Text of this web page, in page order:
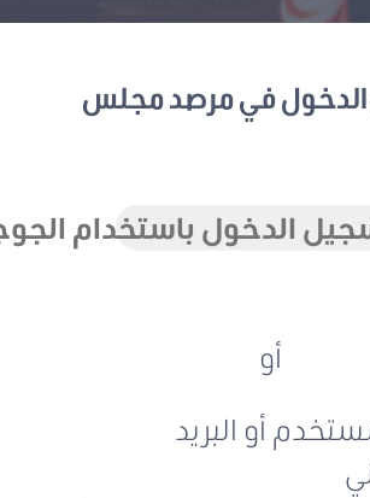
في مرصد مجلس
الدخول باستخدام الجوجل
أو البريد